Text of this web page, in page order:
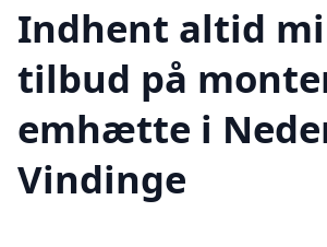
Indhent altid
tilbud på
emhætte i
Vindinge